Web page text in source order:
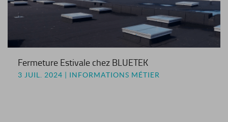
Fermeture Estivale chez BLUETEK
3 JUIL. 2024 | INFORMATIONS MÉTIER